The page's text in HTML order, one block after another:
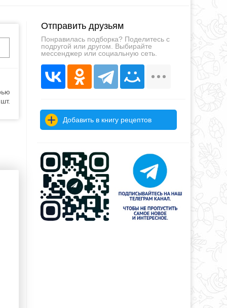
Отправить друзьям
Понравилась подборка? Поделитесь с
подругой или другом. Выбирайте
мессенджер или социальную сеть.
Добавить в книгу рецептов